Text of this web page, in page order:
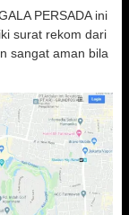
PERSADA ini
surat rekom dari
sangat aman bila